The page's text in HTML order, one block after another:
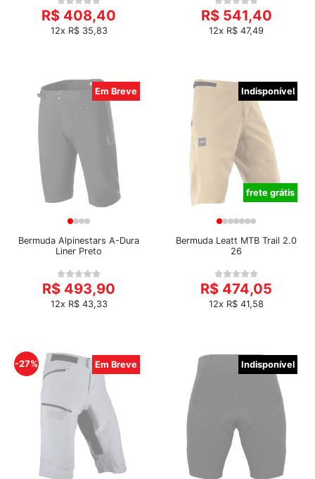
R$ 408,40
12x R$ 35,83
R$ 541,40
12x R$ 47,49
Em Breve
Bermuda Alpinestars A-Dura
Liner Preto
R$ 493,90
12x R$ 43,33
Indisponível
frete grátis
Bermuda Leatt MTB Trail 2.0
26
R$ 474,05
12x R$ 41,58
-27% Em Breve Indisponível